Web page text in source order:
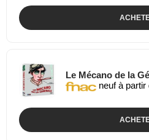
Le Mécano de la
neuf à partir